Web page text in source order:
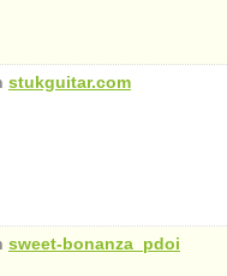
stukguitar.com
sweet-bonanza_pdoi